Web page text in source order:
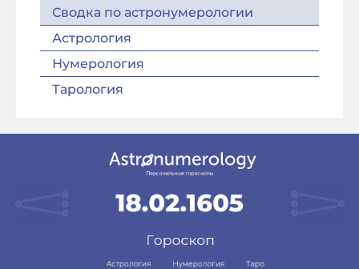
Сводка по астронумерологии
Астрология
Нумерология
Тарология